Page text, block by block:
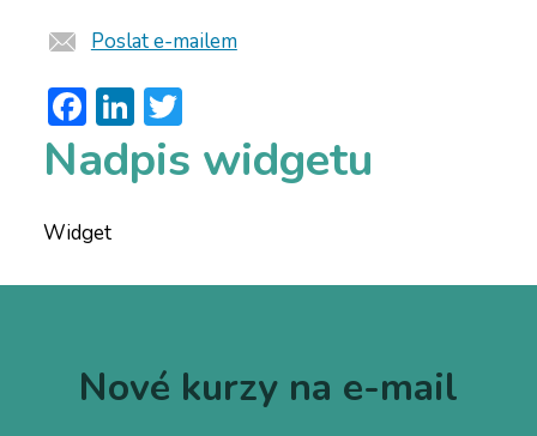
Poslat e-mailem
Facebook
LinkedIn
Twitter
Nadpis widgetu
Widget
Nové kurzy na e-mail